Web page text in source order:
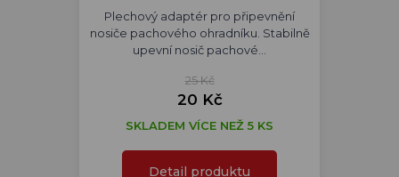
Plechový adaptér pro připevnění
nosiče pachového ohradníku. Stabilně
upevní nosič pachové…
25 Kč
20 Kč
SKLADEM VÍCE NEŽ 5 KS
Detail produktu